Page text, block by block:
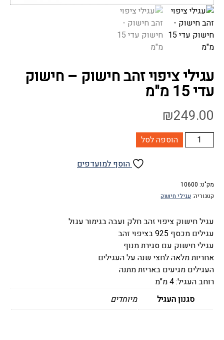
עגילי ציפוי זהב חישוק – חישוק
עדי 15 מ"מ
₪249.00
כמות
של
זהב
חישוק
חישוק
עדי
15
מ"מ
הוספה לסל
הוסף למועדפים
מק"ט: 10600
קטגוריה: עגילי חישוק
עגיל חישוק ציפוי זהב חלק ועבה בגימור עגול
עגילים מכסף 925 בציפוי זהב
עגילי חישוק עם סגירת מנוף
אחריות מלאה לחצי שנה על העגילים
העגילים מגיעים באריזת מתנה
רוחב העגיל: 4 מ"מ
סגנון העגיל
מיוחדים